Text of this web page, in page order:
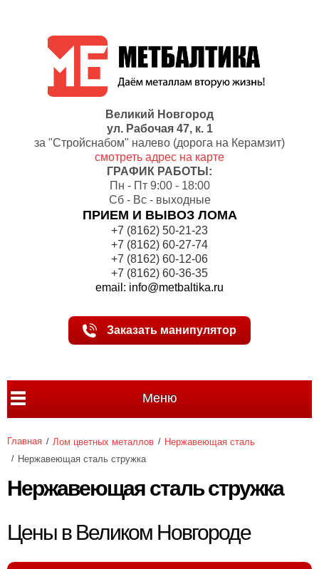
Великий Новгород
ул. Рабочая 47, к. 1
за "Cтройснабом" налево (дорога на Керамзит)
смотреть адрес на карте
ГРАФИК РАБОТЫ:
Пн - Пт 9:00 - 18:00
Сб - Вс - выходные
ПРИЕМ И ВЫВОЗ ЛОМА
+7 (8162) 50-21-23
+7 (8162) 60-27-74
+7 (8162) 60-12-06
+7 (8162) 60-36-35
email: info@metbaltika.ru
Заказать манипулятор
Меню
Главная Лом цветных металлов
Нержавеющая сталь
Нержавеющая сталь стружка
Нержавеющая сталь стружка
Цены в Великом Новгороде